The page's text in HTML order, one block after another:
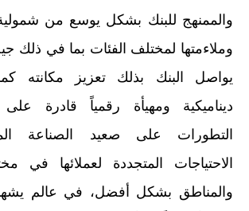
والممنهج للبنك بشكل يوسع من شمولية
وملاءمتها لمختلف الفئات بما في ذلك
يواصل البنك بذلك تعزيز مكانته
ديناميكية ومهيأة رقمياً قادرة
التطورات على صعيد الصناعة
الاحتياجات المتجددة لعملائها في
والمناطق بشكل أفضل، في عالم